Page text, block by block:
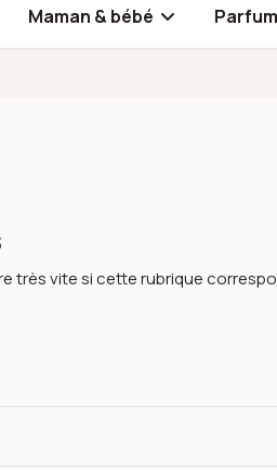
Maman & bébé
vite si cette rubrique